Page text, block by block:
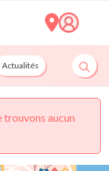
Actualités Nos services
trouvons aucun